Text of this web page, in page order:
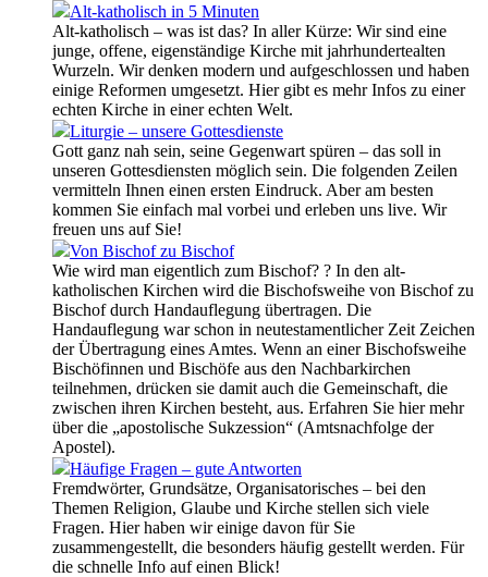
Alt-katholisch in 5 Minuten
Alt-katholisch – was ist das? In aller Kürze: Wir sind eine
junge, offene, eigenständige Kirche mit jahrhundertealten
Wurzeln. Wir denken modern und aufgeschlossen und haben
einige Reformen umgesetzt. Hier gibt es mehr Infos zu einer
echten Kirche in einer echten Welt.
Liturgie – unsere Gottesdienste
Gott ganz nah sein, seine Gegenwart spüren – das soll in
unseren Gottesdiensten möglich sein. Die folgenden Zeilen
vermitteln Ihnen einen ersten Eindruck. Aber am besten
kommen Sie einfach mal vorbei und erleben uns live. Wir
freuen uns auf Sie!
Von Bischof zu Bischof
Wie wird man eigentlich zum Bischof? ? In den alt-
katholischen Kirchen wird die Bischofsweihe von Bischof zu
Bischof durch Handauflegung übertragen. Die
Handauflegung war schon in neutestamentlicher Zeit Zeichen
der Übertragung eines Amtes. Wenn an einer Bischofsweihe
Bischöfinnen und Bischöfe aus den Nachbarkirchen
teilnehmen, drücken sie damit auch die Gemeinschaft, die
zwischen ihren Kirchen besteht, aus. Erfahren Sie hier mehr
über die „apostolische Sukzession“ (Amtsnachfolge der
Apostel).
Häufige Fragen – gute Antworten
Fremdwörter, Grundsätze, Organisatorisches – bei den
Themen Religion, Glaube und Kirche stellen sich viele
Fragen. Hier haben wir einige davon für Sie
zusammengestellt, die besonders häufig gestellt werden. Für
die schnelle Info auf einen Blick!